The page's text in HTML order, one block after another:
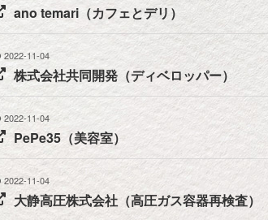
ano temari（カフェとデリ）
2022-11-04
株式会社共同開発（ディベロッパー）
2022-11-04
PePe35（美容室）
2022-11-04
大静高圧株式会社（高圧ガス容器再検査）